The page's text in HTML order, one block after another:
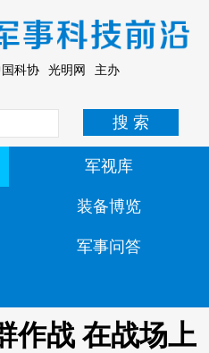
国科协 光明网 主办
军视库
装备博览
军事问答
作战 在战场上